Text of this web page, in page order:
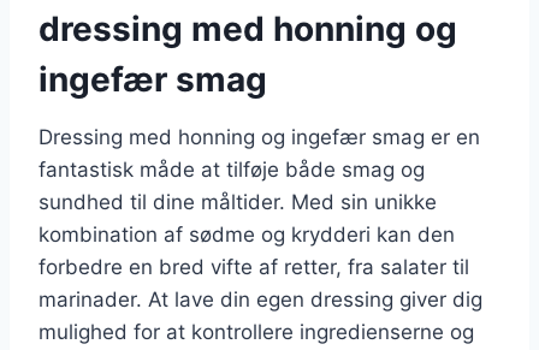
dressing med honning og
ingefær smag
Dressing med honning og ingefær smag er en
fantastisk måde at tilføje både smag og
sundhed til dine måltider. Med sin unikke
kombination af sødme og krydderi kan den
forbedre en bred vifte af retter, fra salater til
marinader. At lave din egen dressing giver dig
mulighed for at kontrollere ingredienserne og